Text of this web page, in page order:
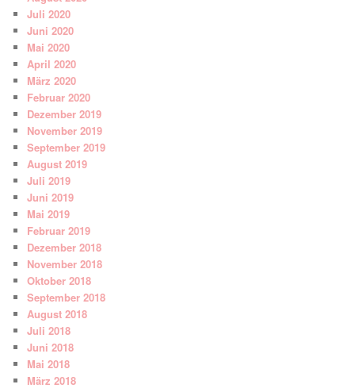
Juli 2020
Juni 2020
Mai 2020
April 2020
März 2020
Februar 2020
Dezember 2019
November 2019
September 2019
August 2019
Juli 2019
Juni 2019
Mai 2019
Februar 2019
Dezember 2018
November 2018
Oktober 2018
September 2018
August 2018
Juli 2018
Juni 2018
Mai 2018
März 2018